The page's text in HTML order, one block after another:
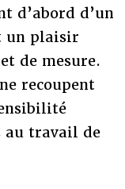
d’abord d’un
un plaisir
de mesure.
recoupent
au travail de